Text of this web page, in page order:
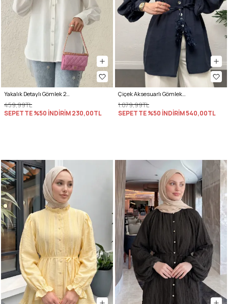
Yakalık Detaylı Gömlek 2214 - BEYAZ
459,99TL
SEPETTE %50 İNDİRİM230,00TL
Çiçek Aksesuarlı Gömlek 0064 - LACİVERT
1.079,99TL
SEPETTE %50 İNDİRİM540,00TL